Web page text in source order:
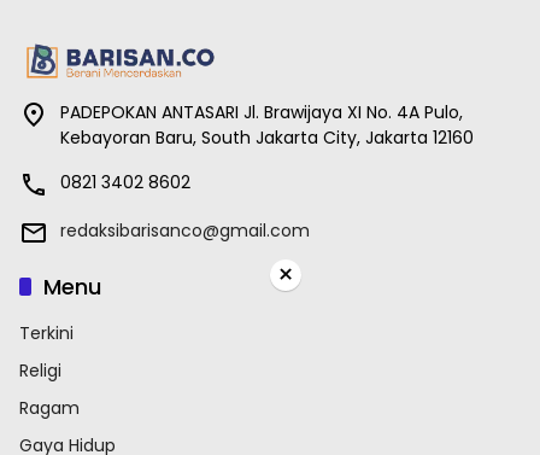
PADEPOKAN ANTASARI Jl. Brawijaya XI No. 4A Pulo,
Kebayoran Baru, South Jakarta City, Jakarta 12160
0821 3402 8602
redaksibarisanco@gmail.com
Menu
Terkini
Religi
Ragam
Gaya Hidup
×